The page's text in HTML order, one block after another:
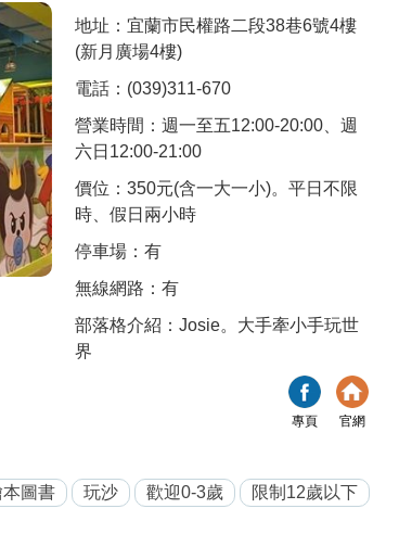
地址：宜蘭市民權路二段38巷6號4樓
(新月廣場4樓)
電話：(039)311-670
營業時間：週一至五12:00-20:00、週
六日12:00-21:00
價位：350元(含一大一小)。平日不限
時、假日兩小時
停車場：有
無線網路：有
部落格介紹：Josie。大手牽小手玩世
界
專頁 官網
本圖書 玩沙 歡迎0-3歲 限制12歲以下